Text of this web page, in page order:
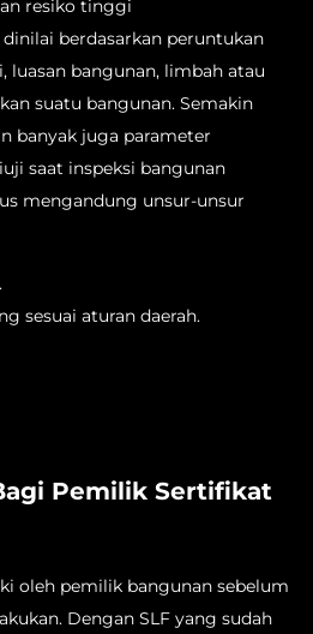
resiko tinggi
berdasarkan peruntukan
luasan bangunan, limbah atau
suatu bangunan. Semakin
banyak juga parameter
saat inspeksi bangunan
mengandung unsur-unsur
sesuai aturan daerah.
Pemilik Sertifikat
oleh pemilik bangunan sebelum
Dengan SLF yang sudah